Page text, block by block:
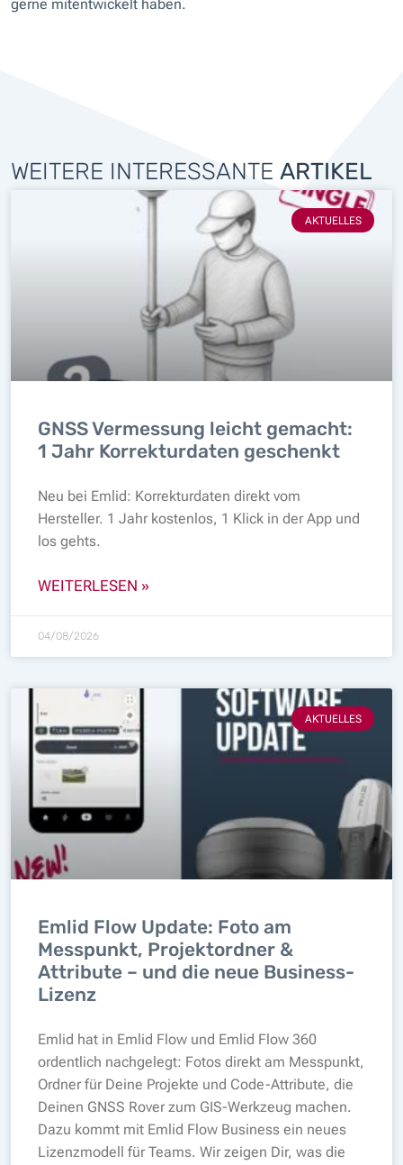
gerne mitentwickelt haben.
WEITERE INTERESSANTE ARTIKEL
AKTUELLES
GNSS Vermessung leicht gemacht:
1 Jahr Korrekturdaten geschenkt
Neu bei Emlid: Korrekturdaten direkt vom
Hersteller. 1 Jahr kostenlos, 1 Klick in der App und
los gehts.
WEITERLESEN »
04/08/2026
AKTUELLES
Emlid Flow Update: Foto am
Messpunkt, Projektordner &
Attribute – und die neue Business-
Lizenz
Emlid hat in Emlid Flow und Emlid Flow 360
ordentlich nachgelegt: Fotos direkt am Messpunkt,
Ordner für Deine Projekte und Code-Attribute, die
Deinen GNSS Rover zum GIS-Werkzeug machen.
Dazu kommt mit Emlid Flow Business ein neues
Lizenzmodell für Teams. Wir zeigen Dir, was die